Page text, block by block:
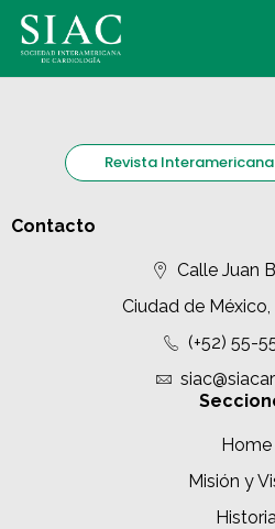
Revista
Contacto
Calle Juan
Ciudad de México,
(+52) 55-
Home
Misión y